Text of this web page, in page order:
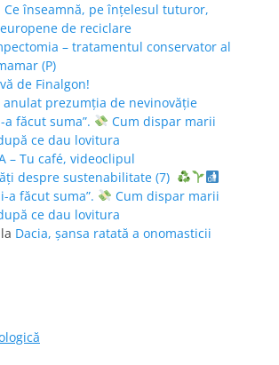
Ce înseamnă, pe înțelesul tuturor,
de reciclare
– tratamentul conservator al
(P)
de Finalgon!
anulat prezumția de nevinovăție
a făcut suma”.
Cum dispar marii
ce dau lovitura
– Tu café, videoclipul
despre sustenabilitate (7)
a făcut suma”.
Cum dispar marii
ce dau lovitura
la Dacia, șansa ratată a onomasticii